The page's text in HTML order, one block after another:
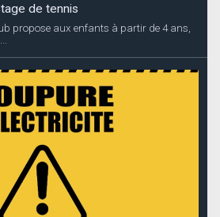
de tennis
propose aux enfants à partir de 4 ans,